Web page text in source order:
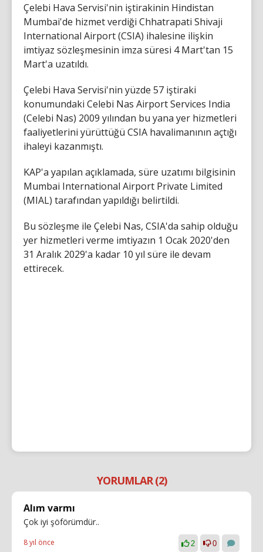
Çelebi Hava Servisi'nin iştirakinin Hindistan
Mumbai'de hizmet verdiği Chhatrapati Shivaji
International Airport (CSIA) ihalesine ilişkin
imtiyaz sözleşmesinin imza süresi 4 Mart'tan 15
Mart'a uzatıldı.
Çelebi Hava Servisi'nin yüzde 57 iştiraki
konumundaki Celebi Nas Airport Services India
(Celebi Nas) 2009 yılından bu yana yer hizmetleri
faaliyetlerini yürüttüğü CSIA havalimanının açtığı
ihaleyi kazanmıştı.
KAP'a yapılan açıklamada, süre uzatımı bilgisinin
Mumbai International Airport Private Limited
(MIAL) tarafından yapıldığı belirtildi.
Bu sözleşme ile Çelebi Nas, CSIA'da sahip olduğu
yer hizmetleri verme imtiyazın 1 Ocak 2020'den
31 Aralık 2029'a kadar 10 yıl süre ile devam
ettirecek.
YORUMLAR (2)
Alım varmı
Çok iyi şöförümdür..
8 yıl önce 2 0